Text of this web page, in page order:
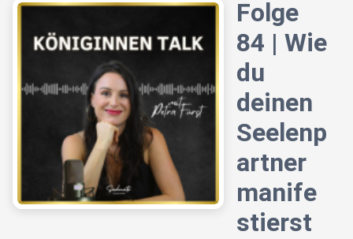
Folge
84 | Wie
du
deinen
Seelenp
artner
manife
stierst